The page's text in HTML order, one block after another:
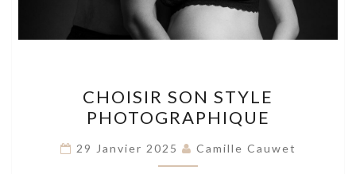
SON
STYLE
PHOTOGRAPHIQUE
CHOISIR SON STYLE
PHOTOGRAPHIQUE
29 Janvier 2025 Camille Cauwet